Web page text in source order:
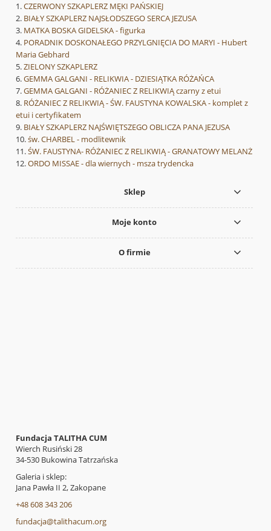
CZERWONY SZKAPLERZ MĘKI PAŃSKIEJ
BIAŁY SZKAPLERZ NAJSŁODSZEGO SERCA JEZUSA
MATKA BOSKA GIDELSKA - figurka
PORADNIK DOSKONAŁEGO PRZYLGNIĘCIA DO MARYI - Hubert
Maria Gebhard
ZIELONY SZKAPLERZ
GEMMA GALGANI - RELIKWIA - DZIESIĄTKA RÓŻAŃCA
GEMMA GALGANI - RÓŻANIEC Z RELIKWIĄ czarny z etui
RÓŻANIEC Z RELIKWIĄ - ŚW. FAUSTYNA KOWALSKA - komplet z
etui i certyfikatem
BIAŁY SZKAPLERZ NAJŚWIĘTSZEGO OBLICZA PANA JEZUSA
św. CHARBEL - modlitewnik
ŚW. FAUSTYNA- RÓŻANIEC Z RELIKWIĄ - GRANATOWY MELANŻ
ORDO MISSAE - dla wiernych - msza trydencka
Sklep
Moje konto
O firmie
Fundacja TALITHA CUM
Wierch Rusiński 28
34-530 Bukowina Tatrzańska
Galeria i sklep:
Jana Pawła II 2, Zakopane
+48 608 343 206
fundacja@talithacum.org